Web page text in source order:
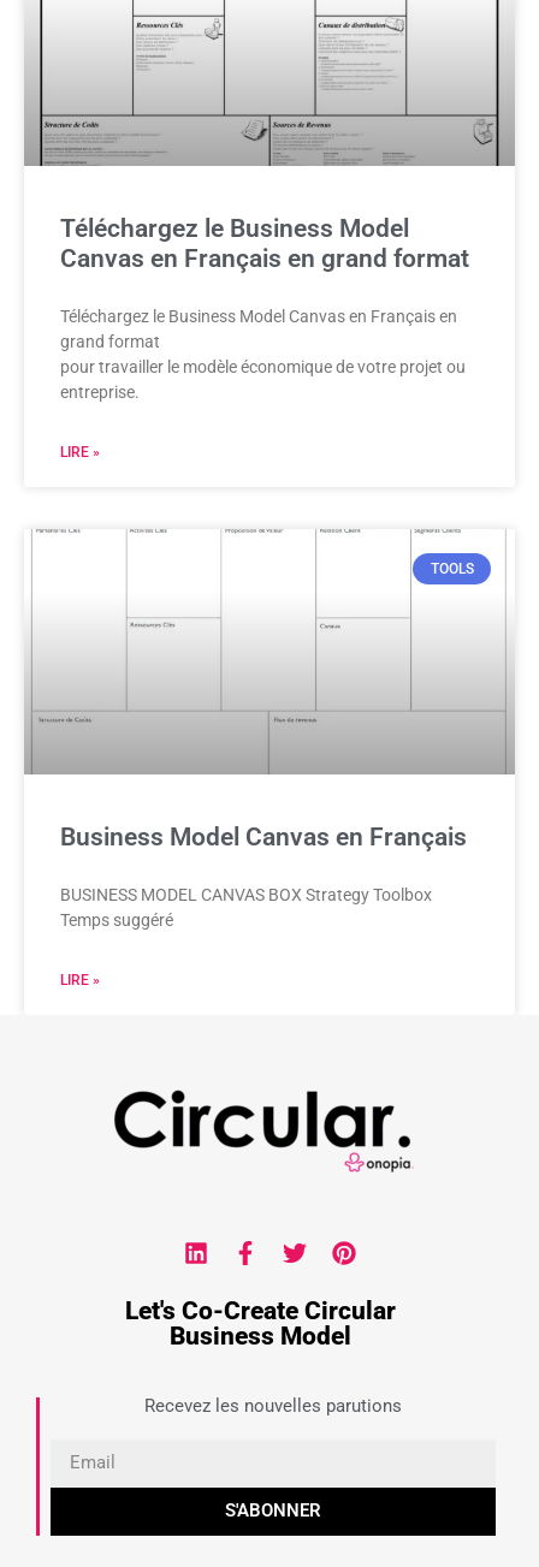
Téléchargez le Business Model
Canvas en Français en grand format
Téléchargez le Business Model Canvas en Français en
grand format
pour travailler le modèle économique de votre projet ou
entreprise.
LIRE »
TOOLS
Business Model Canvas en Français
BUSINESS MODEL CANVAS BOX Strategy Toolbox
Temps suggéré
LIRE »
Let's Co-Create Circular
Business Model
Recevez les nouvelles parutions
S'ABONNER